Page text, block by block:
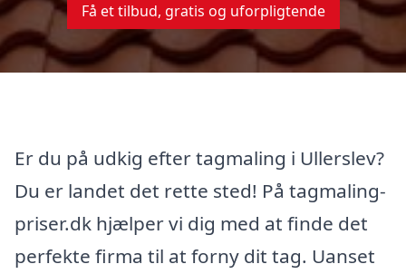
Få et tilbud, gratis og uforpligtende
Er du på udkig efter tagmaling i Ullerslev?
Du er landet det rette sted! På tagmaling-
priser.dk hjælper vi dig med at finde det
perfekte firma til at forny dit tag. Uanset